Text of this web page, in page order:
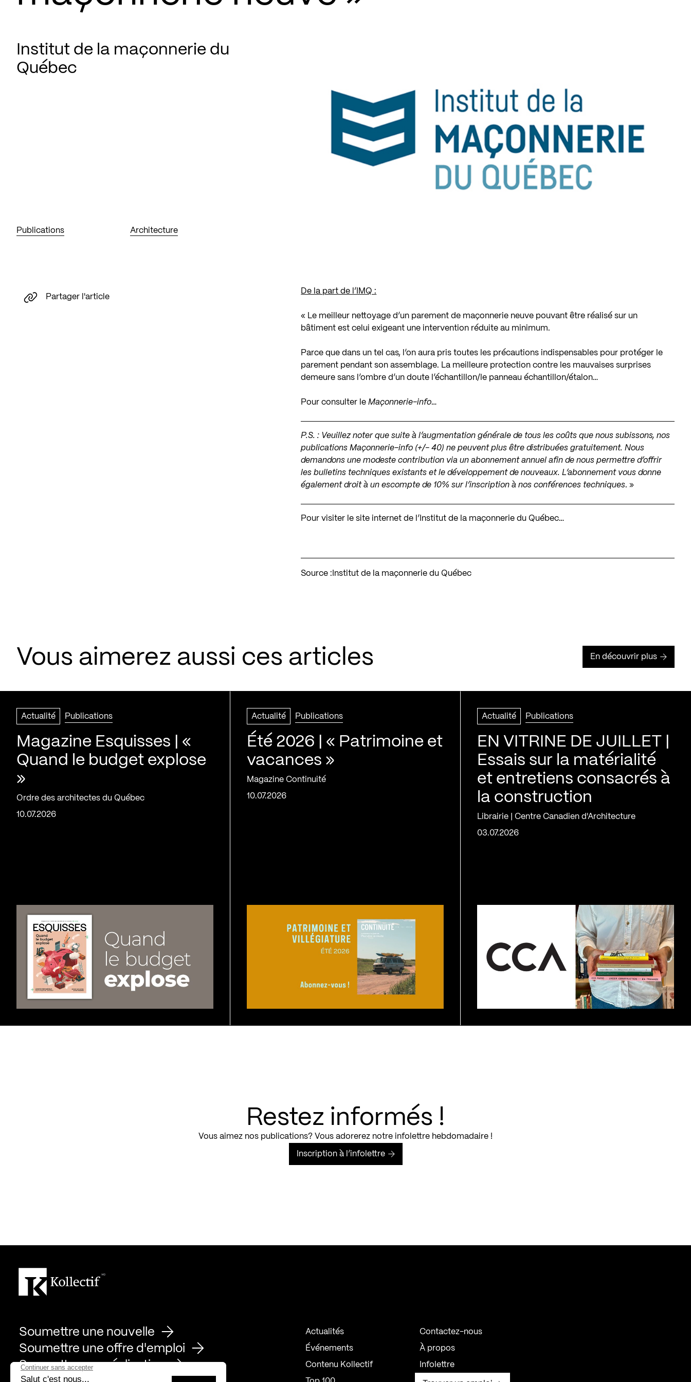
Institut de la maçonnerie du
Québec
Publications Architecture
De la part de l’IMQ :
« Le meilleur nettoyage d’un parement de maçonnerie neuve pouvant être réalisé sur un
bâtiment est celui exigeant une intervention réduite au minimum.
Parce que dans un tel cas, l’on aura pris toutes les précautions indispensables pour protéger le
parement pendant son assemblage. La meilleure protection contre les mauvaises surprises
demeure sans l’ombre d’un doute l’échantillon/le panneau échantillon/étalon…
Pour consulter leMaçonnerie-info…
P.S. : Veuillez noter que suite à l’augmentation générale de tous les coûts que nous subissons, nos
publications Maçonnerie-info (+/- 40) ne peuvent plus être distribuées gratuitement. Nous
demandons une modeste contribution via unabonnement annuel afin de nous permettre d’offrir
les bulletins techniques existants et le développement de nouveaux. L’abonnement vous donne
également droit à un escompte de 10% sur l’inscription à nos conférences techniques. »
Pour visiter le site internet de l’Institut de la maçonnerie du Québec…
Source : Institut de la maçonnerie du Québec
Partager l'article
Vous aimerez aussi ces articles En découvrir plus
Actualité Publications
Magazine Esquisses | «
Quand le budget explose
»
Ordre des architectes du Québec
10.07.2026
Actualité Publications
Été 2026 | « Patrimoine et
vacances »
Magazine Continuité
10.07.2026
Actualité Publications
EN VITRINE DE JUILLET |
Essais sur la matérialité
et entretiens consacrés à
la construction
Librairie | Centre Canadien d'Architecture
03.07.2026
Restez informés !
Vous aimez nos publications? Vous adorerez notre infolettre hebdomadaire !
Inscription à l’infolettre
Soumettre une nouvelle
Soumettre une offre d'emploi
Soumettre une réalisation
Actualités
Événements
Contenu Kollectif
Contactez-nous
À propos
Infolettre